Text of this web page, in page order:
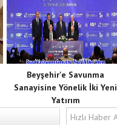
Beyşehir'e Savunma
Sanayisine Yönelik İki Yeni
Yatırım